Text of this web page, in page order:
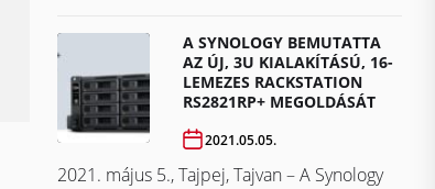
A SYNOLOGY BEMUTATTA
AZ ÚJ, 3U KIALAKÍTÁSÚ, 16-
LEMEZES RACKSTATION
RS2821RP+ MEGOLDÁSÁT
2021.05.05.
2021. május 5., Tajpej, Tajvan – A Synology